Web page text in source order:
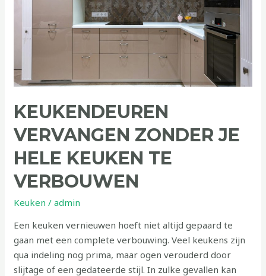
KEUKENDEUREN
VERVANGEN ZONDER JE
HELE KEUKEN TE
VERBOUWEN
Keuken /admin
Een keuken vernieuwen hoeft niet altijd gepaard te
gaan met een complete verbouwing. Veel keukens zijn
qua indeling nog prima, maar ogen verouderd door
slijtage of een gedateerde stijl. In zulke gevallen kan
verbouwen